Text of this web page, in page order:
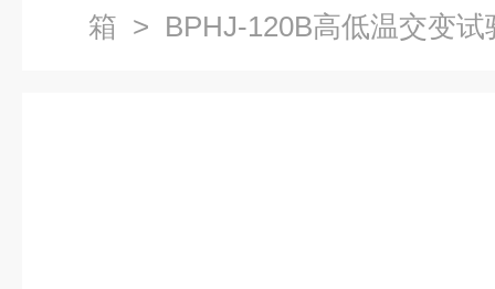
箱 > BPHJ-120B高低温交变试